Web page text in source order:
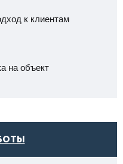
к клиентам
на объект